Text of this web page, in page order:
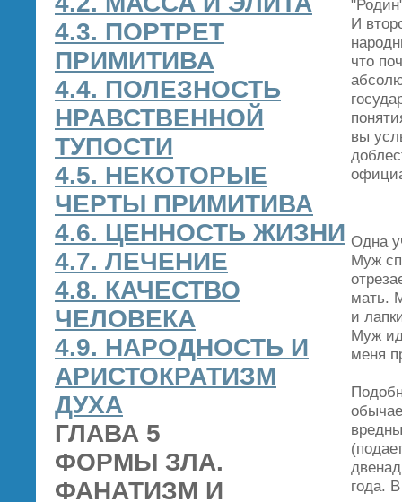
4.3. ПОРТРЕТ
ПРИМИТИВА
4.4. ПОЛЕЗНОСТЬ
НРАВСТВЕННОЙ
ТУПОСТИ
4.5. НЕКОТОРЫЕ
ЧЕРТЫ ПРИМИТИВА
4.6. ЦЕННОСТЬ ЖИЗНИ
4.7. ЛЕЧЕНИЕ
4.8. КАЧЕСТВО
ЧЕЛОВЕКА
4.9. НАРОДНОСТЬ И
АРИСТОКРАТИЗМ
ДУХА
ГЛАВА 5
ФОРМЫ ЗЛА.
ФАНАТИЗМ И
И
что
вы
Одна
Муж
мать.
и
Муж
меня
года.